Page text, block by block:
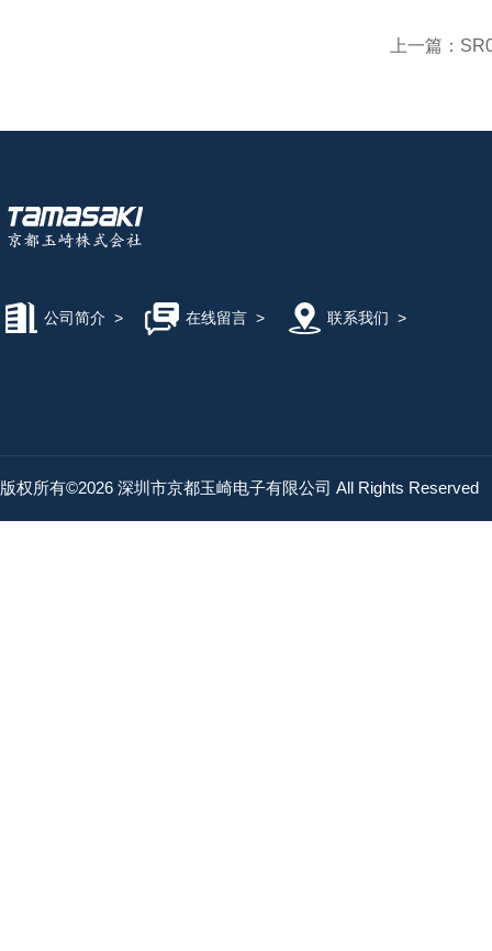
上一篇：
公司简介 > 在线留言> 联系我们 >
版权所有©2026 深圳市京都玉崎电子有限公司 All Rights Reserved